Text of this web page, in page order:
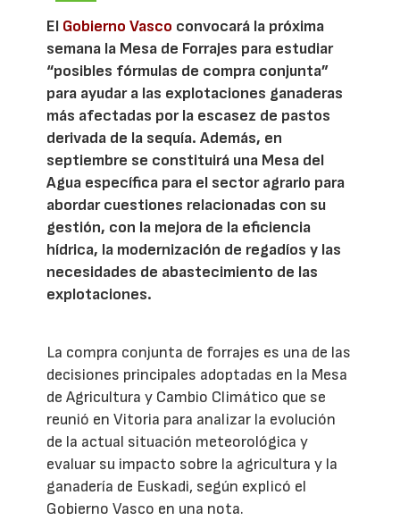
El Gobierno Vasco convocará la próxima
semana la Mesa de Forrajes para estudiar
“posibles fórmulas de compra conjunta”
para ayudar a las explotaciones ganaderas
más afectadas por la escasez de pastos
derivada de la sequía. Además, en
septiembre se constituirá una Mesa del
Agua específica para el sector agrario para
abordar cuestiones relacionadas con su
gestión, con la mejora de la eficiencia
hídrica, la modernización de regadíos y las
necesidades de abastecimiento de las
explotaciones.
La compra conjunta de forrajes es una de las
decisiones principales adoptadas en la Mesa
de Agricultura y Cambio Climático que se
reunió en Vitoria para analizar la evolución
de la actual situación meteorológica y
evaluar su impacto sobre la agricultura y la
ganadería de Euskadi, según explicó el
Gobierno Vasco en una nota.